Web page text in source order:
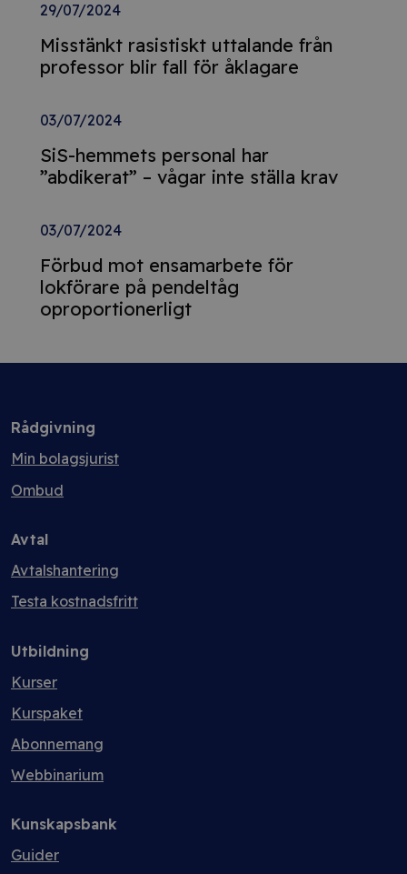
29/07/2024
Misstänkt rasistiskt uttalande från
professor blir fall för åklagare
03/07/2024
SiS-hemmets personal har
”abdikerat” – vågar inte ställa krav
03/07/2024
Förbud mot ensamarbete för
lokförare på pendeltåg
oproportionerligt
Rådgivning
Min bolagsjurist
Ombud
Avtal
Avtalshantering
Testa kostnadsfritt
Utbildning
Kurser
Kurspaket
Abonnemang
Webbinarium
Kunskapsbank
Guider